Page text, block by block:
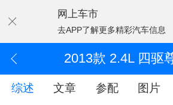
网上车市
去APP了解更多精彩汽车信息
2013款 2.4L 四驱
综述 文章 参配 图片